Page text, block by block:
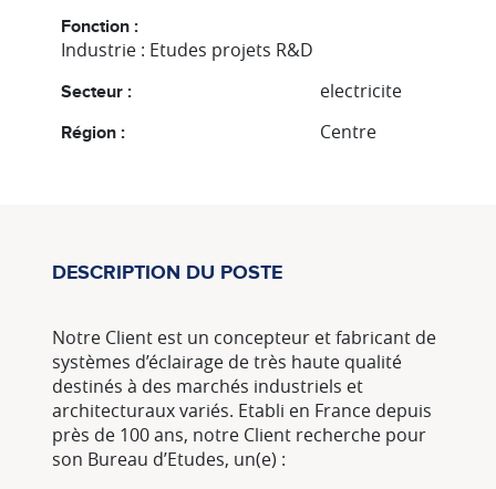
Fonction :
Industrie : Etudes projets R&D
Secteur : electricite
Région : Centre
DESCRIPTION DU POSTE
Notre Client est un concepteur et fabricant de
systèmes d’éclairage de très haute qualité
destinés à des marchés industriels et
architecturaux variés. Etabli en France depuis
près de 100 ans, notre Client recherche pour
son Bureau d’Etudes, un(e) :